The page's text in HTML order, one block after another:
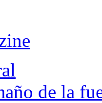
de la